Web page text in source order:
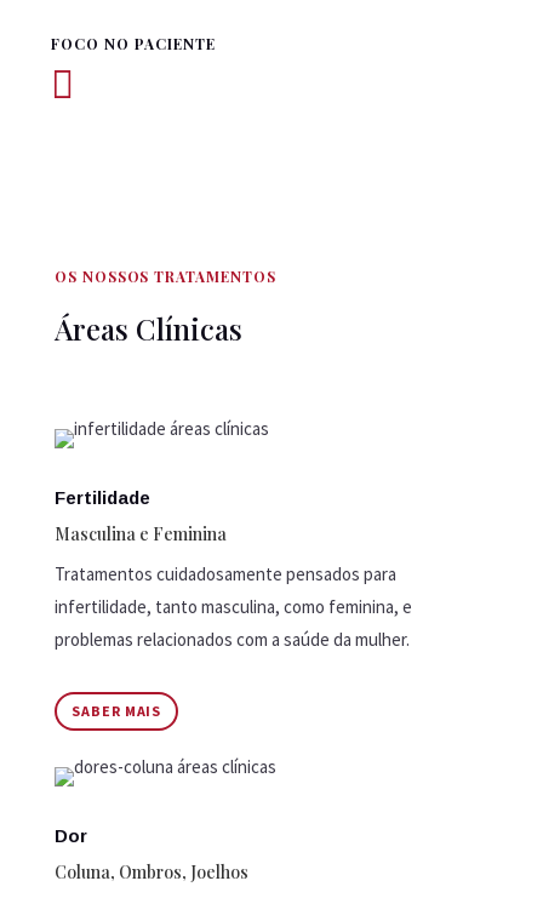
FOCO NO PACIENTE

OS NOSSOS TRATAMENTOS
Áreas Clínicas
Fertilidade
Masculina e Feminina
Tratamentos cuidadosamente pensados para
infertilidade, tanto masculina, como feminina, e
problemas relacionados com a saúde da mulher.
SABER MAIS
Dor
Coluna, Ombros, Joelhos